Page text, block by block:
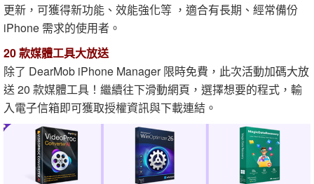
更新，可獲得新功能、效能強化等 ，適合有長期、經常備份
iPhone 需求的使用者。
20 款媒體工具大放送
除了 DearMob iPhone Manager 限時免費，此次活動加碼大放
送 20 款媒體工具！繼續往下滑動網頁，選擇想要的程式，輸
入電子信箱即可獲取授權資訊與下載連結。